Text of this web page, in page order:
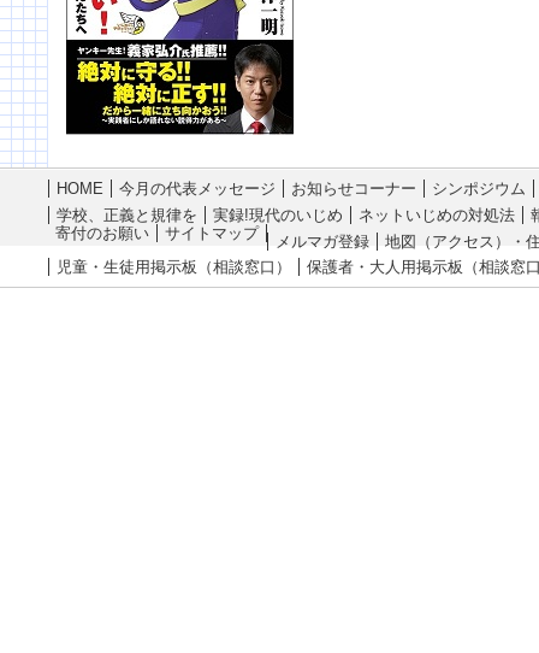
HOME 今月の代表メッセージ お知らせコーナー
シンポジウム
学校、正義と規律を
実録!現代のいじめ ネットいじめの対処法
寄付のお願い
サイトマップ メルマガ登録
地図（アクセス）・
児童・生徒用掲示板（相談窓口）
保護者・大人用掲示板（相談窓